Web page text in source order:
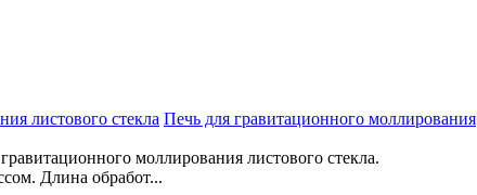
Печь для гравитационного моллирования
моллирования листового стекла.
Длина обработ...